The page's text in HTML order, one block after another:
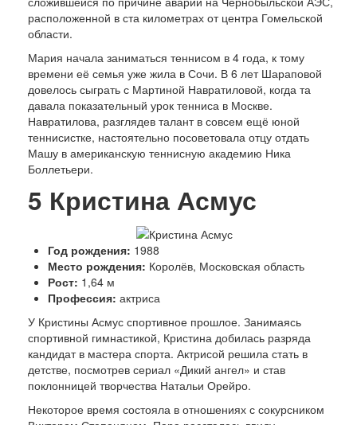
расположенной в ста километрах от центра Гомельской
области.
Мария начала заниматься теннисом в 4 года, к тому
времени её семья уже жила в Сочи. В 6 лет Шараповой
довелось сыграть с Мартиной Навратиловой, когда та
давала показательный урок тенниса в Москве.
Навратилова, разглядев талант в совсем ещё юной
теннисистке, настоятельно посоветовала отцу отдать
Машу в американскую теннисную академию Ника
Боллетьери.
5 Кристина Асмус
Год рождения: 1988
Место рождения: Королёв, Московская область
Рост: 1,64 м
Профессия: актриса
У Кристины Асмус спортивное прошлое. Занимаясь
спортивной гимнастикой, Кристина добилась разряда
кандидат в мастера спорта. Актрисой решила стать в
детстве, посмотрев сериал «Дикий ангел» и став
поклонницей творчества Натальи Орейро.
Некоторое время состояла в отношениях с сокурсником